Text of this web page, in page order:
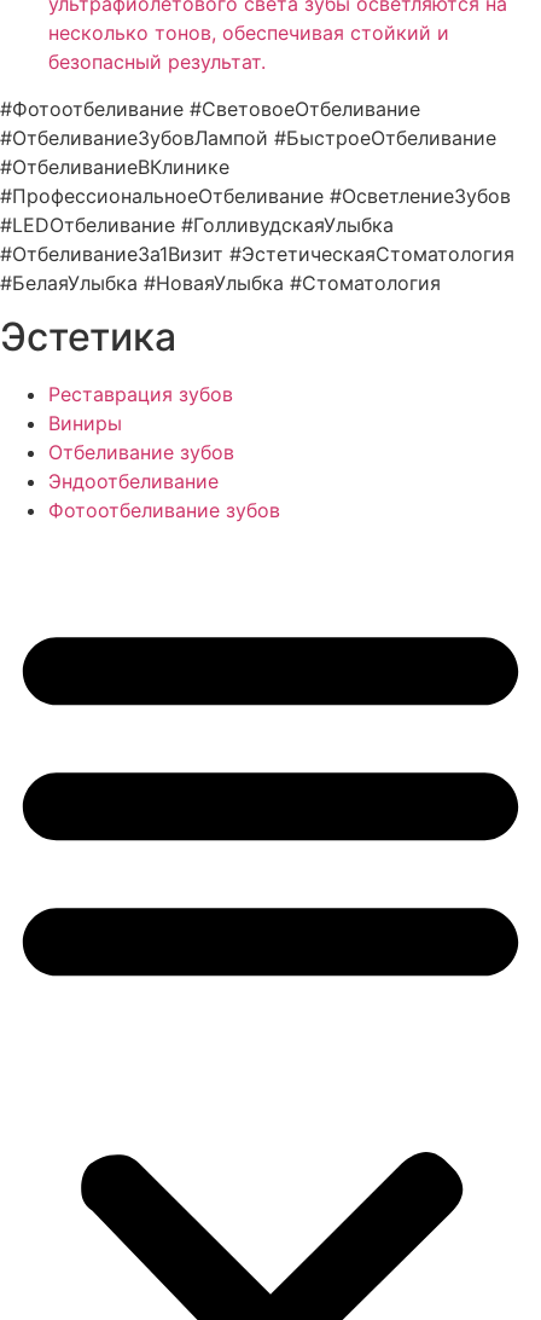
несколько тонов, обеспечивая стойкий и
безопасный результат.
#Фотоотбеливание #СветовоеОтбеливание
#ОтбеливаниеЗубовЛампой #БыстроеОтбеливание
#ОтбеливаниеВКлинике
#ПрофессиональноеОтбеливание #ОсветлениеЗубов
#LEDОтбеливание #ГолливудскаяУлыбка
#ОтбеливаниеЗа1Визит #ЭстетическаяСтоматология
#БелаяУлыбка #НоваяУлыбка #Стоматология
Эстетика
Реставрация зубов
Виниры
Отбеливание зубов
Эндоотбеливание
Фотоотбеливание зубов